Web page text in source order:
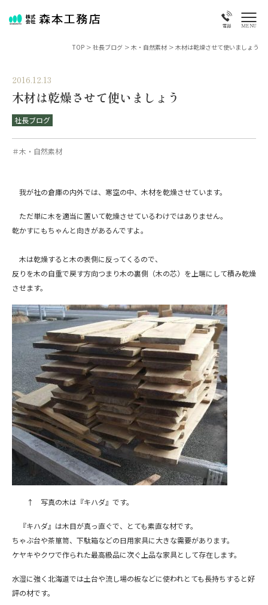
電話 MENU
TOP > 社長ブログ > 木・自然素材 > 木材は乾燥させて使いましょう
2016.12.13
木材は乾燥させて使いましょう
社長ブログ
＃木・自然素材
我が社の倉庫の内外では、寒空の中、木材を乾燥させています。
ただ単に木を適当に置いて乾燥させているわけではありません。
乾かすにもちゃんと向きがあるんですよ。
木は乾燥すると木の表側に反ってくるので、
反りを木の自重で戻す方向つまり木の裏側（木の芯）を上端にして積み乾燥
させます。
↑ 写真の木は『キハダ』です。
『キハダ』は木目が真っ直ぐで、とても素直な材です。
ちゃぶ台や茶箪笥、下駄箱などの日用家具に大きな需要があります。
ケヤキやクワで作られた最高級品に次ぐ上品な家具として存在します。
水湿に強く北海道では土台や流し場の板などに使われとても長持ちすると好
評の材です。